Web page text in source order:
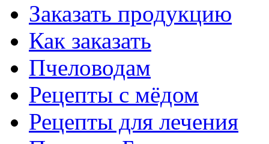
Заказать продукцию
Как заказать
Пчеловодам
Рецепты с мёдом
Рецепты для лечения